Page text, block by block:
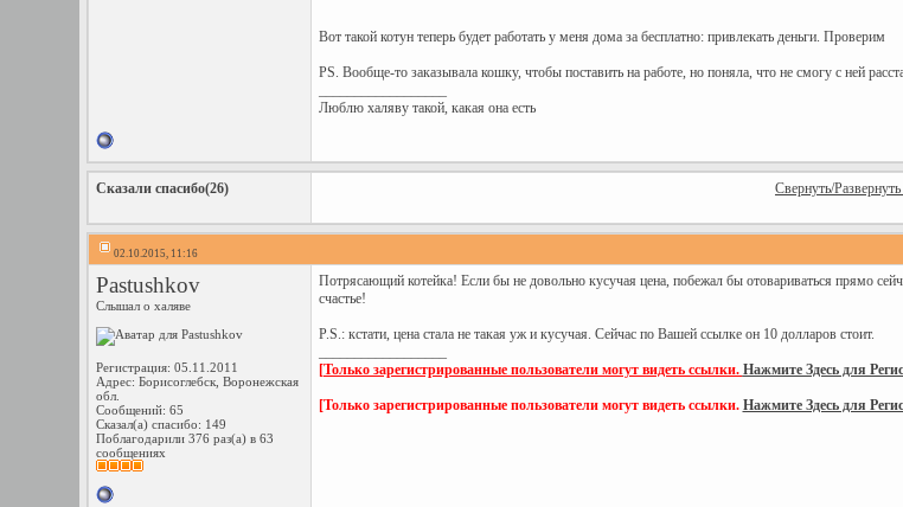
Вот такой котун теперь будет работать у меня дома за бесплатно: привлекать деньги. Проверим
PS. Вообще-то заказывала кошку, чтобы поставить на работе, но поняла, что не смогу с ней
Люблю халяву такой, какая она есть
Сказали спасибо(26) Свернуть/
02.10.2015, 11:16
Pastushkov
Слышал о халяве
Регистрация: 05.11.2011
Адрес: Борисоглебск, Воронежская
обл.
Сообщений: 65
Сказал(а) спасибо: 149
Поблагодарили 376 раз(а) в 63
сообщениях
Потрясающий котейка! Если бы не довольно кусучая цена, побежал бы отовариваться прямо
счастье!
P.S.: кстати, цена стала не такая уж и кусучая. Сейчас по Вашей ссылке он 10 долларов стоит.
[Только зарегистрированные пользователи могут видеть ссылки. Нажмите Здесь для
[Только зарегистрированные пользователи могут видеть ссылки. Нажмите Здесь для